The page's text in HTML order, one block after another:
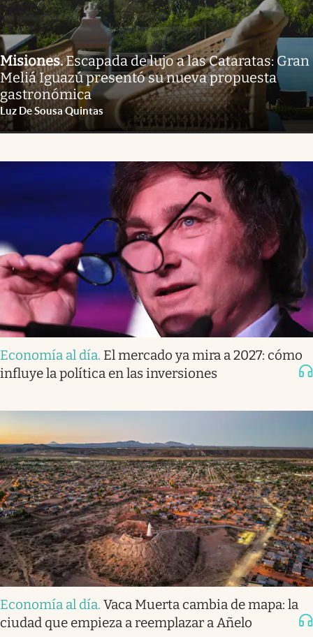
Misiones.Escapada de lujo a las Cataratas: Gran
Meliá Iguazú presentó su nueva propuesta
gastronómica
Luz De Sousa Quintas
Economía al día. El mercado ya mira a 2027: cómo
influye la política en las inversiones
Economía al día. Vaca Muerta cambia de mapa: la
ciudad que empieza a reemplazar a Añelo